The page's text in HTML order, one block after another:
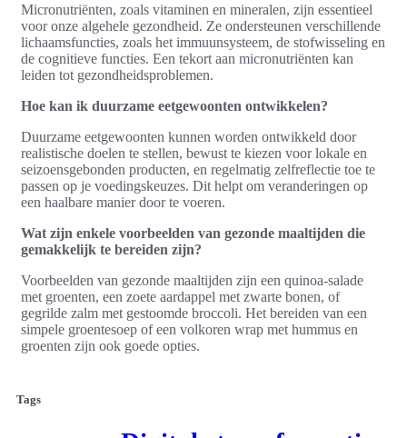
Micronutriënten, zoals vitaminen en mineralen, zijn essentieel
voor onze algehele gezondheid. Ze ondersteunen verschillende
lichaamsfuncties, zoals het immuunsysteem, de stofwisseling en
de cognitieve functies. Een tekort aan micronutriënten kan
leiden tot gezondheidsproblemen.
Hoe kan ik duurzame eetgewoonten ontwikkelen?
Duurzame eetgewoonten kunnen worden ontwikkeld door
realistische doelen te stellen, bewust te kiezen voor lokale en
seizoensgebonden producten, en regelmatig zelfreflectie toe te
passen op je voedingskeuzes. Dit helpt om veranderingen op
een haalbare manier door te voeren.
Wat zijn enkele voorbeelden van gezonde maaltijden die
gemakkelijk te bereiden zijn?
Voorbeelden van gezonde maaltijden zijn een quinoa-salade
met groenten, een zoete aardappel met zwarte bonen, of
gegrilde zalm met gestoomde broccoli. Het bereiden van een
simpele groentesoep of een volkoren wrap met hummus en
groenten zijn ook goede opties.
Tags